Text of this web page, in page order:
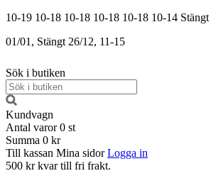
10-19 10-18 10-18 10-18 10-18 10-14 Stängt
01/01, Stängt 26/12, 11-15
Sök i butiken
Kundvagn
Antal varor 0 st
Summa 0 kr
Till kassan Mina sidor Logga in
500 kr kvar till fri frakt.